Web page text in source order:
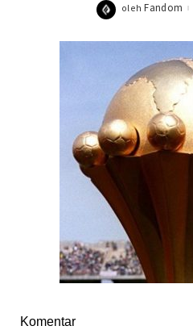
Posted
oleh Fandom
Komentar